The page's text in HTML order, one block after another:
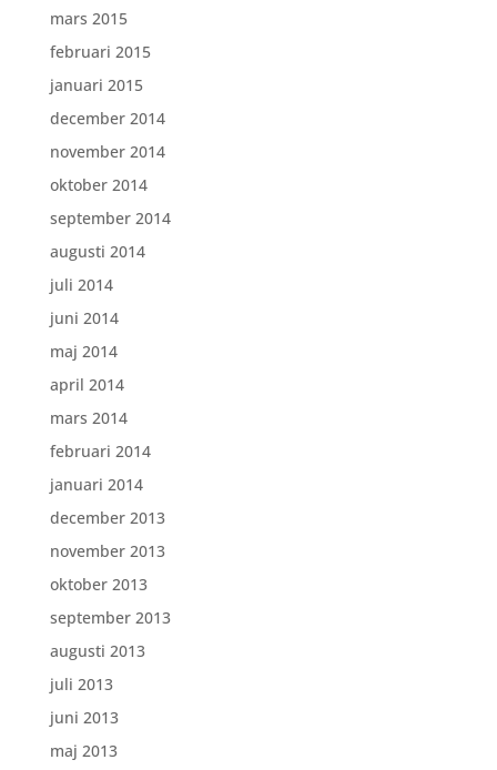
mars 2015
februari 2015
januari 2015
december 2014
november 2014
oktober 2014
september 2014
augusti 2014
juli 2014
juni 2014
maj 2014
april 2014
mars 2014
februari 2014
januari 2014
december 2013
november 2013
oktober 2013
september 2013
augusti 2013
juli 2013
juni 2013
maj 2013